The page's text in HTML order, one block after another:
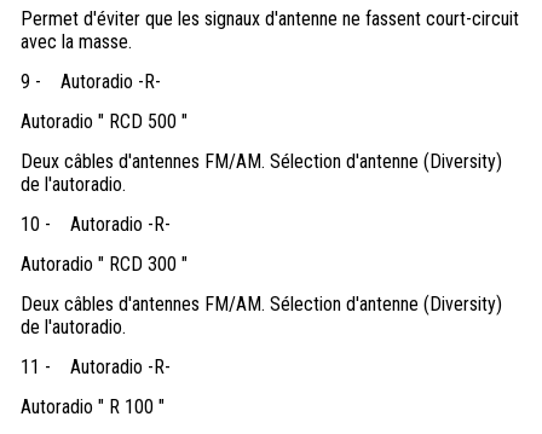
Permet d'éviter que les signaux d'antenne ne fassent court-circuit
avec la masse.
9 -
Autoradio -R-
Autoradio " RCD 500 "
Deux câbles d'antennes FM/AM. Sélection d'antenne (Diversity)
de l'autoradio.
10 -
Autoradio -R-
Autoradio " RCD 300 "
Deux câbles d'antennes FM/AM. Sélection d'antenne (Diversity)
de l'autoradio.
11 -
Autoradio -R-
Autoradio " R 100 "